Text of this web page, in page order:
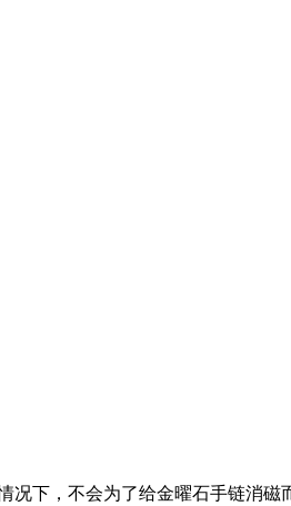
下，不会为了给金曜石手链消磁